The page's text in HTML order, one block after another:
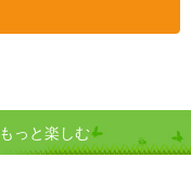
っと楽しむ